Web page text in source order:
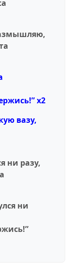
x2
вазу,
ни разу,
ни